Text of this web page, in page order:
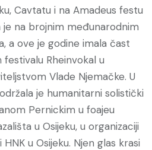
Cavtatu i na Amadeus festu
je na brojnim međunarodnim
a ove je godine imala čast
Rheinvokal u
Vlade Njemačke. U
je humanitarni solistički
Pernickim u foajeu
u Osijeku, u organizaciji
u Osijeku. Njen glas krasi